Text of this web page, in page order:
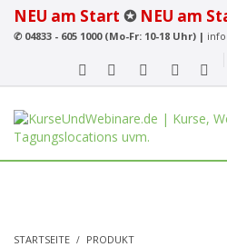
NEU am Start ✪ NEU am
✆04833 - 605 1000 (Mo-Fr: 10-18 Uhr) |
STARTSEITE
PRODUKT